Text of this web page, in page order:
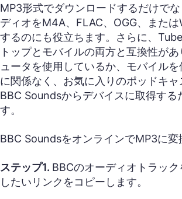
MP3形式でダウンロードするだけで
ディオをM4A、FLAC、OGG、また
するのにも役立ちます。さらに、
トップとモバイルの両方と互換性が
ュータを使用しているか、モバイル
に関係なく、お気に入りのポッドキャ
BBC Soundsからデバイスに取得する
す。
BBC SoundsをオンラインでMP3に変
ステップ1. BBCのオーディオトラッ
したいリンクをコピーします。